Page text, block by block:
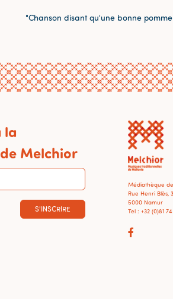
"Chanson disant qu'une bonne
la
Melchior
S'INSCRIRE
Médiathèque
Rue Henri Blès,
5000 Namur
Tel : +32 (0)81